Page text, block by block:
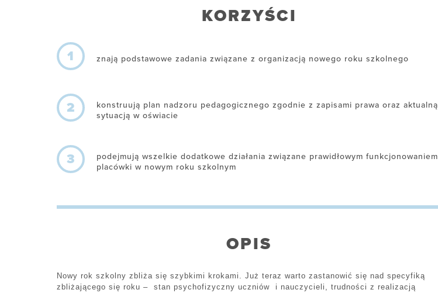
KORZYŚCI
1 znają podstawowe zadania związane z organizacją nowego roku szkolnego
2
konstruują plan nadzoru pedagogicznego zgodnie z zapisami prawa oraz aktualną
sytuacją w oświacie
3
podejmują wszelkie dodatkowe działania związane prawidłowym funkcjonowaniem
placówki w nowym roku szkolnym
OPIS
Nowy rok szkolny zbliża się szybkimi krokami. Już teraz warto zastanowić się nad specyfiką
zbliżającego się roku – stan psychofizyczny uczniów i nauczycieli, trudności z realizacją